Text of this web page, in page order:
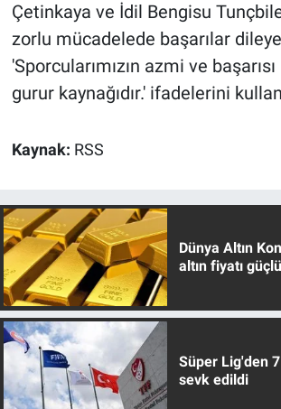
Çetinkaya ve İdil Bengisu
zorlu mücadelede başarılar
'Sporcularımızın azmi ve
gurur kaynağıdır.' ifadelerini
Kaynak: RSS
Dünya Altın
altın fiyatı
Süper Lig'den
sevk edildi